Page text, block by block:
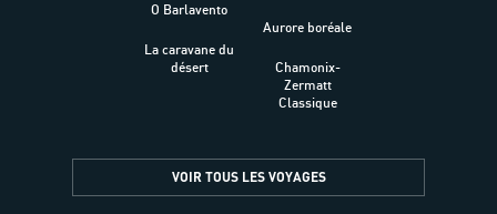
O Barlavento
La caravane du
désert
Aurore boréale
Chamonix-
Zermatt
Classique
VOIR TOUS LES VOYAGES